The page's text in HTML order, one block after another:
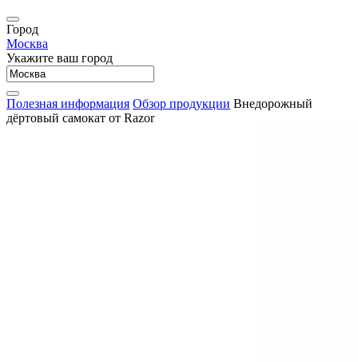
Город
Москва
Укажите ваш город
Полезная информация Обзор продукции Внедорожный
дёртовый самокат от Razor